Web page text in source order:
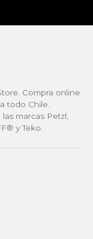
Compra online
todo Chile.
marcas Petzl,
y Teko.